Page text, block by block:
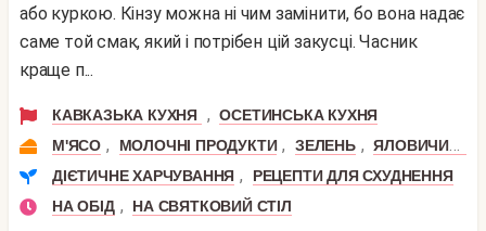
або куркою. Кінзу можна ні чим замінити, бо вона надає
саме той смак, який і потрібен цій закусці. Часник
краще п...
КАВКАЗЬКА КУХНЯ , ОСЕТИНСЬКА КУХНЯ
М'ЯСО , МОЛОЧНІ ПРОДУКТИ , ЗЕЛЕНЬ , ЯЛОВИЧИНА
ДІЄТИЧНЕ ХАРЧУВАННЯ ,
РЕЦЕПТИ ДЛЯ СХУДНЕННЯ
НА ОБІД , НА СВЯТКОВИЙ СТІЛ